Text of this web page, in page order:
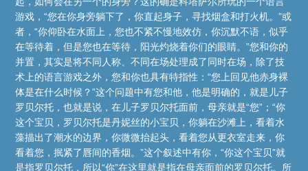
游戏，“您在你身旁躺下了，你直起身子，寻找烟盒和打火机。”或
者，“你仰卧在水面上，您也不紧不慢地效仿，你沉默不语，似乎
在等待着，但是您也在等待，阳光灼烧着你们的眼睛。”您和你的
并置，其实是将不同人称、不同在场处理成了同时在场，除了技
术上的语言游戏之外，您和你也具有特指性：“您上回见他赤身裸
体是在什么时候？”这个问题中有您和他，他是明确的，就是儿子
罗贝尔托，也就是说，在儿子罗贝尔托面前，母亲就是“您”；“你
这个宝贝，罗贝尔托是丹妮丝的小宝贝，你躺在沙滩上，看着水
藻描出了潮水的边界，你微微抬起头，看着您从更衣室走来，你
看着您，抿紧了唇间的香烟。”这个叙述中有你，“你这个宝贝”就
是指罗贝尔托，所以“你”在这里就是指在母亲面前的罗贝尔托。所